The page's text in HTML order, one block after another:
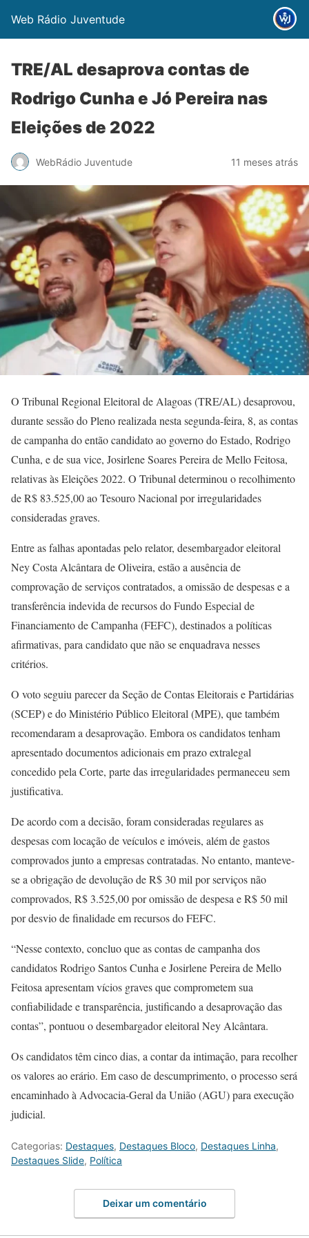
Web Rádio Juventude
TRE/AL desaprova contas de
Rodrigo Cunha e Jó Pereira nas
Eleições de 2022
WebRádio Juventude 11 meses atrás
O Tribunal Regional Eleitoral de Alagoas (TRE/AL) desaprovou,
durante sessão do Pleno realizada nesta segunda-feira, 8, as contas
de campanha do então candidato ao governo do Estado, Rodrigo
Cunha, e de sua vice, Josirlene Soares Pereira de Mello Feitosa,
relativas às Eleições 2022. O Tribunal determinou o recolhimento
de R$ 83.525,00 ao Tesouro Nacional por irregularidades
consideradas graves.
Entre as falhas apontadas pelo relator, desembargador eleitoral
Ney Costa Alcântara de Oliveira, estão a ausência de
comprovação de serviços contratados, a omissão de despesas e a
transferência indevida de recursos do Fundo Especial de
Financiamento de Campanha (FEFC), destinados a políticas
afirmativas, para candidato que não se enquadrava nesses
critérios.
O voto seguiu parecer da Seção de Contas Eleitorais e Partidárias
(SCEP) e do Ministério Público Eleitoral (MPE), que também
recomendaram a desaprovação. Embora os candidatos tenham
apresentado documentos adicionais em prazo extralegal
concedido pela Corte, parte das irregularidades permaneceu sem
justificativa.
De acordo com a decisão, foram consideradas regulares as
despesas com locação de veículos e imóveis, além de gastos
comprovados junto a empresas contratadas. No entanto, manteve-
se a obrigação de devolução de R$ 30 mil por serviços não
comprovados, R$ 3.525,00 por omissão de despesa e R$ 50 mil
por desvio de finalidade em recursos do FEFC.
“Nesse contexto, concluo que as contas de campanha dos
candidatos Rodrigo Santos Cunha e Josirlene Pereira de Mello
Feitosa apresentam vícios graves que comprometem sua
confiabilidade e transparência, justificando a desaprovação das
contas”, pontuou o desembargador eleitoral Ney Alcântara.
Os candidatos têm cinco dias, a contar da intimação, para recolher
os valores ao erário. Em caso de descumprimento, o processo será
encaminhado à Advocacia-Geral da União (AGU) para execução
judicial.
Categorias: Destaques, Destaques Bloco, Destaques Linha,
Destaques Slide, Política
Deixar um comentário